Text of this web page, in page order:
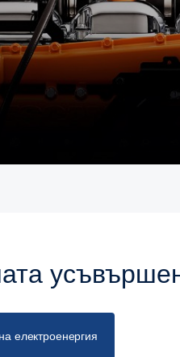
електроенергия